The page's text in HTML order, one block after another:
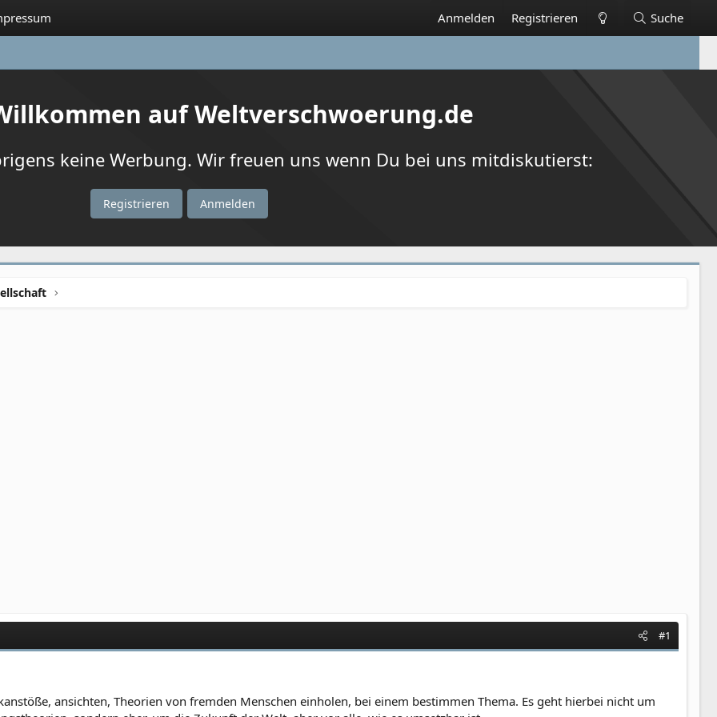
Anmelden Registrieren Suche
auf Weltverschwoerung.de
keine Werbung. Wir freuen uns wenn Du bei uns mitdiskutierst:
Registrieren Anmelden
#1
ansichten, Theorien von fremden Menschen einholen, bei einem bestimmen Thema. Es geht hierbei nicht um